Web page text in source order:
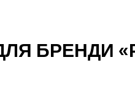
БРЕНДИ